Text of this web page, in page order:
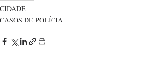
CIDADE
CASOS DE POLÍCIA